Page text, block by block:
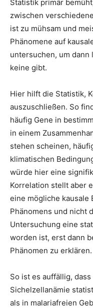
Statistik primär
zwischen
ist zu mühsam und
Phänomene auf
untersuchen, um
keine gibt.
Hier hilft die Statistik,
auszuschließen. So
häufig Gene in
in einem
stehen scheinen,
klimatischen
würde hier eine
Korrelation stellt aber
eine mögliche kausale
Phänomens und nicht
Untersuchung eine
worden ist, erst dann
Phänomen zu erklären.
So ist es auffällig,
Sichelzellanämie
als in malariafreien